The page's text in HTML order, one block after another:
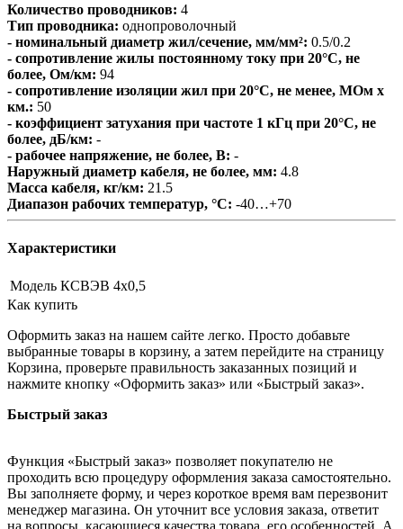
Количество проводников: 4
Тип проводника: однопроволочный
- номинальный диаметр жил/сечение, мм/мм²: 0.5/0.2
- сопротивление жилы постоянному току при 20°С, не
более, Ом/км: 94
- сопротивление изоляции жил при 20°C, не менее, МОм х
км.: 50
- коэффициент затухания при частоте 1 кГц при 20°С, не
более, дБ/км: -
- рабочее напряжение, не более, В: -
Наружный диаметр кабеля, не более, мм: 4.8
Масса кабеля, кг/км: 21.5
Диапазон рабочих температур, °С: -40…+70
Характеристики
Модель КСВЭВ 4х0,5
Как купить
Оформить заказ на нашем сайте легко. Просто добавьте
выбранные товары в корзину, а затем перейдите на страницу
Корзина, проверьте правильность заказанных позиций и
нажмите кнопку «Оформить заказ» или «Быстрый заказ».
Быстрый заказ
Функция «Быстрый заказ» позволяет покупателю не
проходить всю процедуру оформления заказа самостоятельно.
Вы заполняете форму, и через короткое время вам перезвонит
менеджер магазина. Он уточнит все условия заказа, ответит